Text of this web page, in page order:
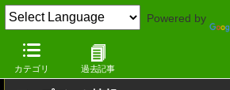
Powered by
カテゴリ 過去記事
窓の杜 その他の話題 アッ